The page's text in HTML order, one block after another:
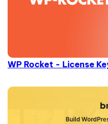
WP Rocket - License